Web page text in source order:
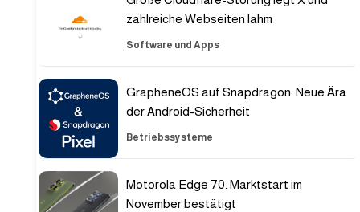
zahlreiche Webseiten lahm
Software und Apps
GrapheneOS auf Snapdragon: Neue Ära
der Android-Sicherheit
Betriebssysteme
Motorola Edge 70: Marktstart im
November bestätigt